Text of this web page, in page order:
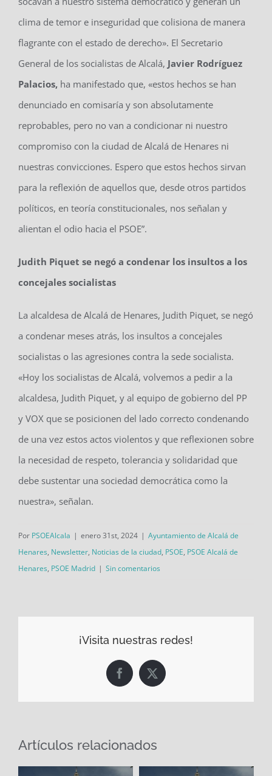
clima de temor e inseguridad que colisiona de manera
flagrante con el estado de derecho». El Secretario
General de los socialistas de Alcalá, Javier Rodríguez
Palacios, ha manifestado que, «estos hechos se han
denunciado en comisaría y son absolutamente
reprobables, pero no van a condicionar ni nuestro
compromiso con la ciudad de Alcalá de Henares ni
nuestras convicciones. Espero que estos hechos sirvan
para la reflexión de aquellos que, desde otros partidos
políticos, en teoría constitucionales, nos señalan y
alientan el odio hacia el PSOE”.
Judith Piquet se negó a condenar los insultos a los
concejales socialistas
La alcaldesa de Alcalá de Henares, Judith Piquet, se negó
a condenar meses atrás, los insultos a concejales
socialistas o las agresiones contra la sede socialista.
«Hoy los socialistas de Alcalá, volvemos a pedir a la
alcaldesa, Judith Piquet, y al equipo de gobierno del PP
y VOX que se posicionen del lado correcto condenando
de una vez estos actos violentos y que reflexionen sobre
la necesidad de respeto, tolerancia y solidaridad que
debe sustentar una sociedad democrática como la
nuestra», señalan.
Por PSOEAlcala | enero 31st, 2024 | Ayuntamiento de Alcalá de
Henares, Newsletter, Noticias de la ciudad, PSOE, PSOE Alcalá de
Henares, PSOE Madrid | Sin comentarios
¡Visita nuestras redes!
Facebook
X
Artículos relacionados